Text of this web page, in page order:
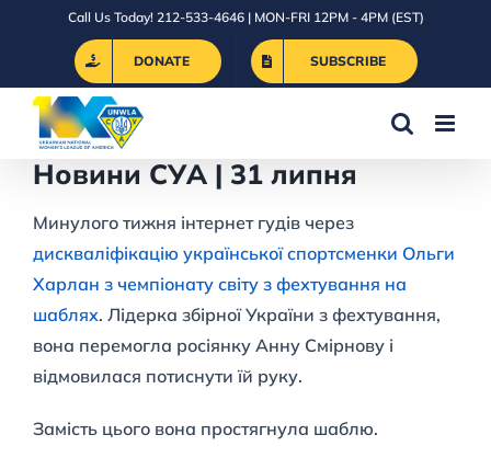
Call Us Today! 212-533-4646 | MON-FRI 12PM - 4PM (EST)
DONATE SUBSCRIBE
Новини СУА | 31 липня
Минулого тижня інтернет гудів через
дискваліфікацію української cпортсменки Ольги
Харлан з чемпіонату світу з фехтування на
шаблях. Лідерка збірної України з фехтування,
вона перемогла росіянку Анну Смірнову і
відмовилася потиснути їй руку.
Замість цього вона простягнула шаблю.